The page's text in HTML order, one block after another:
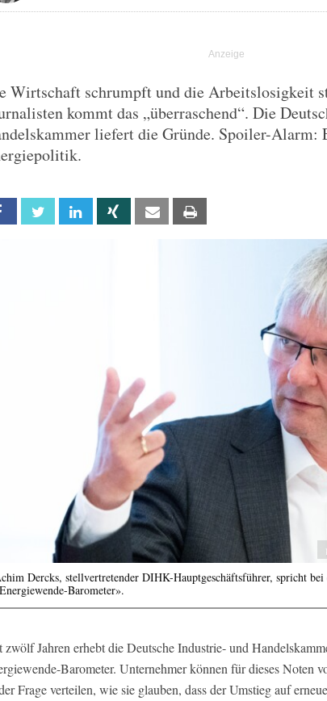
Wirtschaft schrumpft und die Arbeitslosigkeit
kommt das „überraschend“. Die
liefert die Gründe. Spoiler-Alarm:
Facebook Twitter Linkedin Xing Email
Dercks, stellvertretender DIHK-Hauptgeschäftsführer, spricht bei
Barometer».
zwölf Jahren erhebt die Deutsche Industrie- und
Barometer. Unternehmer können für dieses Noten
Frage verteilen, wie sie glauben, dass der Umstieg auf